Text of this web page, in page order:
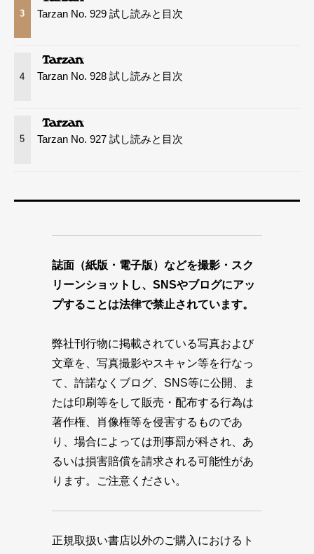
3 Tarzan No. 929 試し読みと目次
4 Tarzan No. 928 試し読みと目次
5 Tarzan No. 927 試し読みと目次
誌面（紙版・電子版）などを撮影・スク
リーンショットし、SNSやブログにアッ
プすることは法律で禁止されています。
弊社刊行物に掲載されている写真および
文章を、写真撮影やスキャン等を行なっ
て、許諾なくブログ、SNS等に公開、ま
たは印刷等をして販売・配布する行為は
著作権、肖像権等を侵害するものであ
り、場合によっては刑事罰が科され、あ
るいは損害賠償を請求される可能性があ
ります。ご注意ください。
正規取扱い書店以外のご購入におけるト